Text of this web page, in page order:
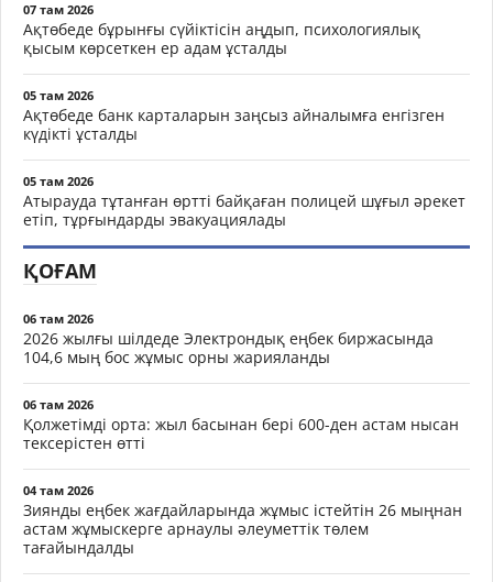
07 там 2026
Ақтөбеде бұрынғы сүйіктісін аңдып, психологиялық
қысым көрсеткен ер адам ұсталды
05 там 2026
Ақтөбеде банк карталарын заңсыз айналымға енгізген
күдікті ұсталды
05 там 2026
Атырауда тұтанған өртті байқаған полицей шұғыл әрекет
етіп, тұрғындарды эвакуациялады
ҚОҒАМ
06 там 2026
2026 жылғы шілдеде Электрондық еңбек биржасында
104,6 мың бос жұмыс орны жарияланды
06 там 2026
Қолжетімді орта: жыл басынан бері 600-ден астам нысан
тексерістен өтті
04 там 2026
Зиянды еңбек жағдайларында жұмыс істейтін 26 мыңнан
астам жұмыскерге арнаулы әлеуметтік төлем
тағайындалды